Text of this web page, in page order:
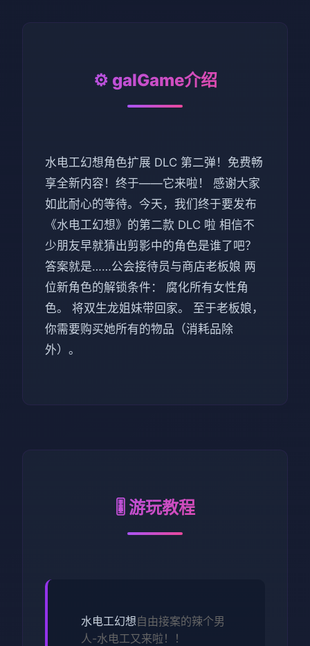
⚙️ galGame介绍
水电工幻想角色扩展 DLC 第二弹！免费畅
享全新内容！终于——它来啦！ 感谢大家
如此耐心的等待。今天，我们终于要发布
《水电工幻想》的第二款 DLC 啦 相信不
少朋友早就猜出剪影中的角色是谁了吧？
答案就是……公会接待员与商店老板娘 两
位新角色的解锁条件： 腐化所有女性角
色。 将双生龙姐妹带回家。 至于老板娘，
你需要购买她所有的物品（消耗品除
外）。
🎚️ 游玩教程
水电工幻想自由接案的辣个男
人-水电工又来啦！！